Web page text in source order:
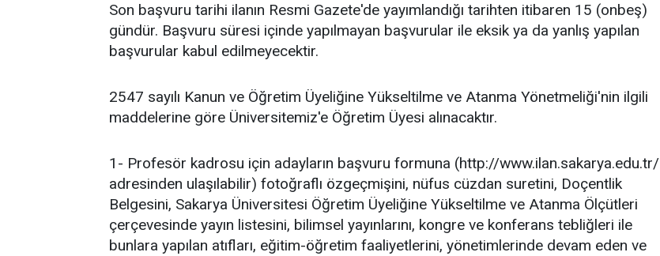
Son başvuru tarihi ilanın Resmi Gazete'de yayımlandığı tarihten itibaren 15 (onbeş)
gündür. Başvuru süresi içinde yapılmayan başvurular ile eksik ya da yanlış yapılan
başvurular kabul edilmeyecektir.
2547 sayılı Kanun ve Öğretim Üyeliğine Yükseltilme ve Atanma Yönetmeliği'nin ilgili
maddelerine göre Üniversitemiz'e Öğretim Üyesi alınacaktır.
1- Profesör kadrosu için adayların başvuru formuna (http://www.ilan.sakarya.edu.tr/
adresinden ulaşılabilir) fotoğraflı özgeçmişini, nüfus cüzdan suretini, Doçentlik
Belgesini, Sakarya Üniversitesi Öğretim Üyeliğine Yükseltilme ve Atanma Ölçütleri
çerçevesinde yayın listesini, bilimsel yayınlarını, kongre ve konferans tebliğleri ile
bunlara yapılan atıfları, eğitim-öğretim faaliyetlerini, yönetimlerinde devam eden ve